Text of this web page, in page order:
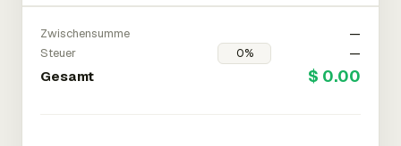
Zwischensumme
—
Steuer
—
Gesamt $ 0.00